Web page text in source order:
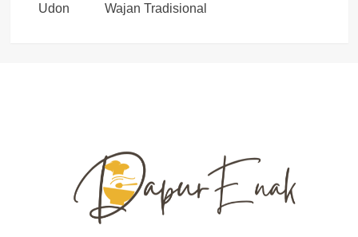
Udon Wajan Tradisional